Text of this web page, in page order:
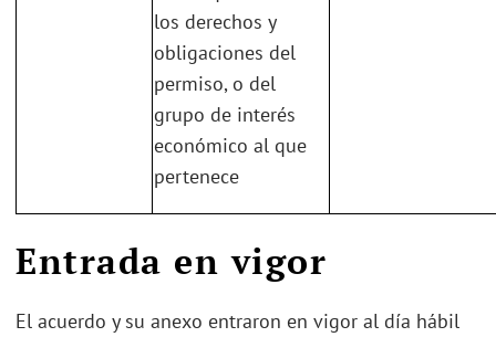
los derechos y
obligaciones del
permiso, o del
grupo de interés
económico al que
pertenece
.
Entrada en vigor
El acuerdo y su anexo entraron en vigor al día hábil